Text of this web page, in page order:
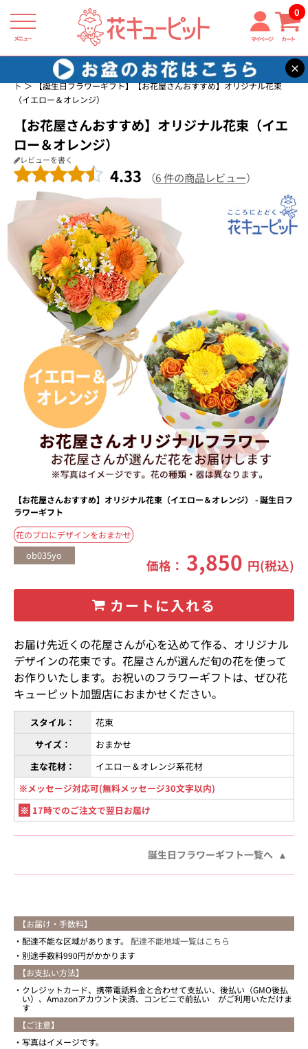
メニュー マイページ カート
0
×
花キューピット
誕生日に贈る花・花束・アレンジメントのフラワーギフ
ト
【誕生日フラワーギフト】【お花屋さんおすすめ】オリジナル花束
（イエロー＆オレンジ）
【お花屋さんおすすめ】オリジナル花束（イエ
ロー＆オレンジ）
レビューを書く
4.33 （6 件の商品レビュー）
【お花屋さんおすすめ】オリジナル花束（イエロー＆オレンジ） - 誕生日フ
ラワーギフト
花のプロにデザインをおまかせ
ob035yo
価格： 3,850 円(税込)
カートに入れる
お届け先近くの花屋さんが心を込めて作る、オリジナル
デザインの花束です。花屋さんが選んだ旬の花を使って
お作りいたします。お祝いのフラワーギフトは、ぜひ花
キューピット加盟店におまかせください。
スタイル：
花束
サイズ：
おまかせ
主な花材：
イエロー＆オレンジ系花材
※メッセージ対応可(無料メッセージ30文字以内)
※ 17時でのご注文で翌日お届け
誕生日フラワーギフト一覧へ
【お届け・手数料】
配達不能な区域があります。 配達不能地域一覧はこちら
別途手数料990円がかかります
【お支払い方法】
クレジットカード、携帯電話料金と合わせて支払い、後払い（GMO後払
い）、Amazonアカウント決済、コンビニで前払い がご利用いただけま
す
【ご注意】
写真はイメージです。